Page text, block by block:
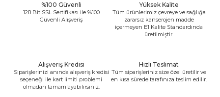
%100 Güvenli
128 Bit SSL Sertifikası ile %100
Güvenli Alışveriş
Yüksek Kalite
Tüm ürünlerimiz çevreye ve sağlığa
zararsız kanserojen madde
içermeyen E1 Kalite Standardında
üretilmiştir.
Alışveriş Kredisi
Siparişlerinizi anında alışveriş kredisi
seçeneği ile kart limiti problemi
olmadan tamamlayabilirsiniz.
Hızlı Teslimat
Tüm siparişleriniz size özel üretilir ve
en kısa sürede tarafınıza teslim edilir.